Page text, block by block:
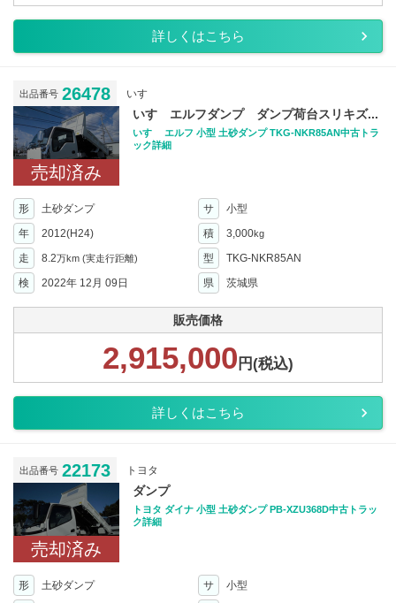
詳しくはこちら
出品番号 26478 いすゞ
売却済み
いすゞエルフダンプ ダンプ荷台スリキズ...
いすゞ エルフ 小型 土砂ダンプ TKG-NKR85AN中古トラ
ック詳細
形 土砂ダンプ サ
小型
年
2012(H24) 積 3,000kg
走 8.2万km (実走行距離) 型
TKG-NKR85AN
検
2022年 12月 09日 県 茨城県
販売価格
2,915,000 円(税込)
詳しくはこちら
出品番号 22173 トヨタ
売却済み
ダンプ
トヨタ ダイナ 小型 土砂ダンプ PB-XZU368D中古トラッ
ク詳細
形 土砂ダンプ サ
小型